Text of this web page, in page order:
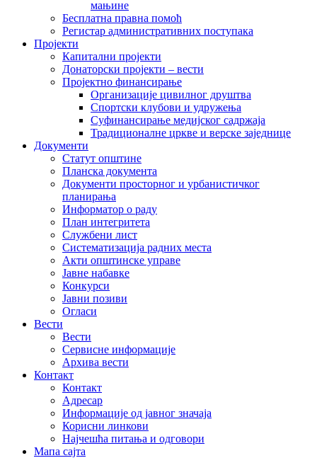
мањине
Бесплатна правна помоћ
Регистар административних поступака
Пројекти
Капитални пројекти
Донаторски пројекти – вести
Пројектно финансирање
Организације цивилног друштва
Спортски клубови и удружења
Суфинансирање медијског садржаја
Традиционалне цркве и верске заједнице
Документи
Статут општине
Планска документа
Документи просторног и урбанистичког
планирања
Информатор о раду
План интегритета
Службени лист
Систематизација радних места
Акти општинске управе
Јавне набавке
Конкурси
Јавни позиви
Огласи
Вести
Вести
Сервисне информације
Архива вести
Контакт
Контакт
Адресар
Информације од јавног значаја
Корисни линкови
Најчешћа питања и одговори
Мапа сајта